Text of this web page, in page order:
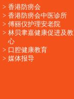
香港防痨会
香港防痨会中医诊所
傅丽仪护理安老院
林贝聿嘉健康促进及
心
口腔健康教育
媒体报导